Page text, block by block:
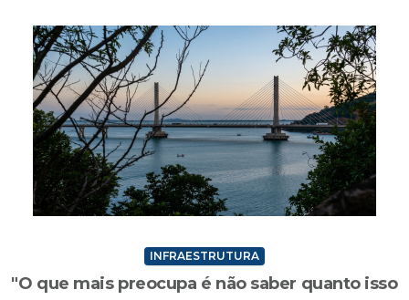
INFRAESTRUTURA
"O que mais preocupa é não saber quanto isso